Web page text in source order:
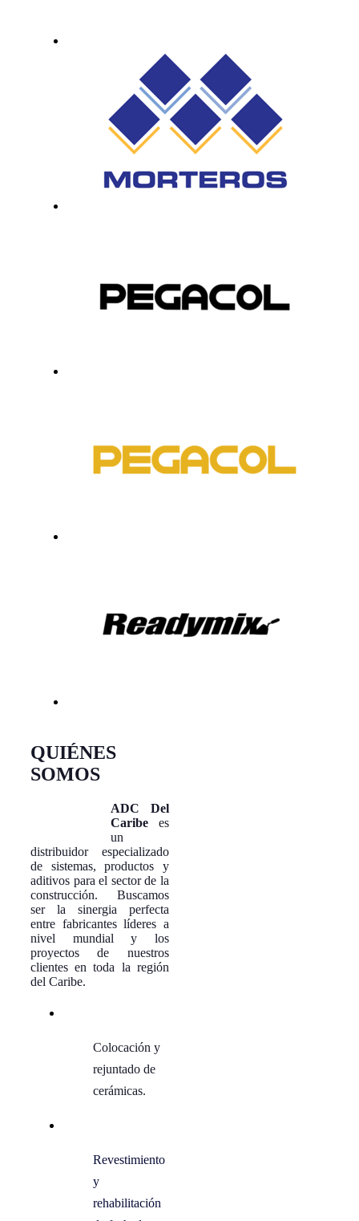
QUIÉNES
SOMOS
ADC Del
Caribe es
un
distribuidor especializado
de sistemas, productos y
aditivos para el sector de la
construcción. Buscamos
ser la sinergia perfecta
entre fabricantes líderes a
nivel mundial y los
proyectos de nuestros
clientes en toda la región
del Caribe.
Colocación y
rejuntado de
cerámicas.
Revestimiento
y
rehabilitación